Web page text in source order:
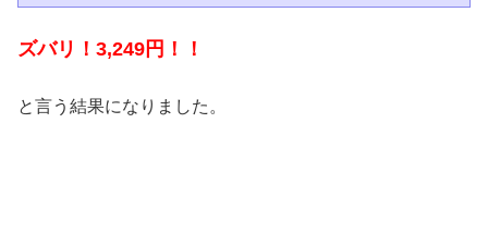
ズバリ！3,249円！！
と言う結果になりました。